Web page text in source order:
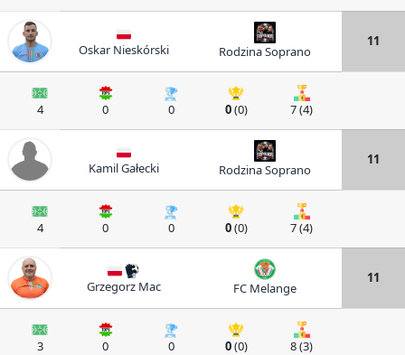
Oskar Nieskórski Rodzina Soprano
11
4 0 0 0(0) 7 (4)
Kamil Gałecki Rodzina Soprano
11
4 0 0 0(0) 7 (4)
Grzegorz Mac FC Melange
11
3 0 0 0(0) 8 (3)